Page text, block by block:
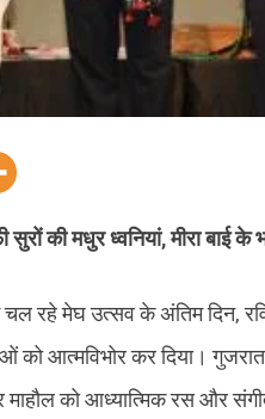
की मधुर ध्वनियां, मीरा
रहे मेघ उत्सव के अंतिम दिन,
को आत्मविभोर कर दिया।
को आध्यात्मिक रस और